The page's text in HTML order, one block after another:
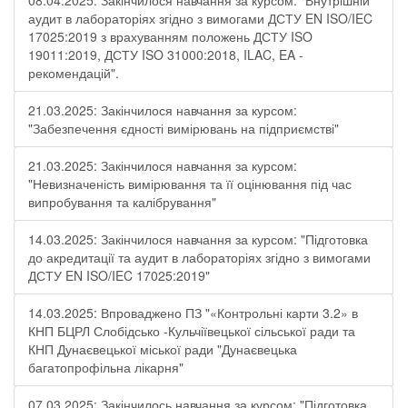
аудит в лабораторіях згідно з вимогами ДСТУ EN ISO/IEC
17025:2019 з врахуванням положень ДСТУ ISO
19011:2019, ДСТУ ISO 31000:2018, ILAC, EA -
рекомендацій".
21.03.2025: Закінчилося навчання за курсом:
"Забезпечення єдності вимірювань на підприємстві"
21.03.2025: Закінчилося навчання за курсом:
"Невизначеність вимірювання та її оцінювання під час
випробування та калібрування"
14.03.2025: Закінчилося навчання за курсом: "Підготовка
до акредитації та аудит в лабораторіях згідно з вимогами
ДСТУ EN ISO/IEC 17025:2019"
14.03.2025: Впроваджено ПЗ "«Контрольні карти 3.2» в
КНП БЦРЛ Слобідсько -Кульчіївецької сільської ради та
КНП Дунаєвецької міської ради "Дунаєвецька
багатопрофільна лікарня"
07.03.2025: Закінчилось навчання за курсом: "Підготовка